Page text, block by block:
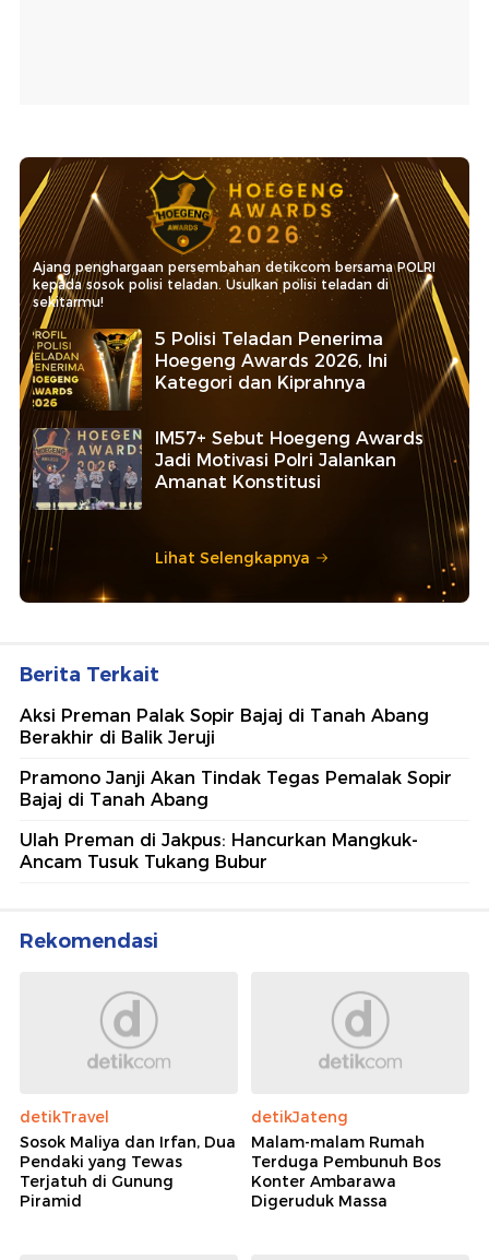
Ajang penghargaan persembahan detikcom bersama POLRI
kepada sosok polisi teladan. Usulkan polisi teladan di
sekitarmu!
5 Polisi Teladan Penerima
Hoegeng Awards 2026, Ini
Kategori dan Kiprahnya
IM57+ Sebut Hoegeng Awards
Jadi Motivasi Polri Jalankan
Amanat Konstitusi
Lihat Selengkapnya
Berita Terkait
Aksi Preman Palak Sopir Bajaj di Tanah Abang
Berakhir di Balik Jeruji
Pramono Janji Akan Tindak Tegas Pemalak Sopir
Bajaj di Tanah Abang
Ulah Preman di Jakpus: Hancurkan Mangkuk-
Ancam Tusuk Tukang Bubur
Rekomendasi
detikTravel
Sosok Maliya dan Irfan, Dua
Pendaki yang Tewas
Terjatuh di Gunung
Piramid
detikJateng
Malam-malam Rumah
Terduga Pembunuh Bos
Konter Ambarawa
Digeruduk Massa